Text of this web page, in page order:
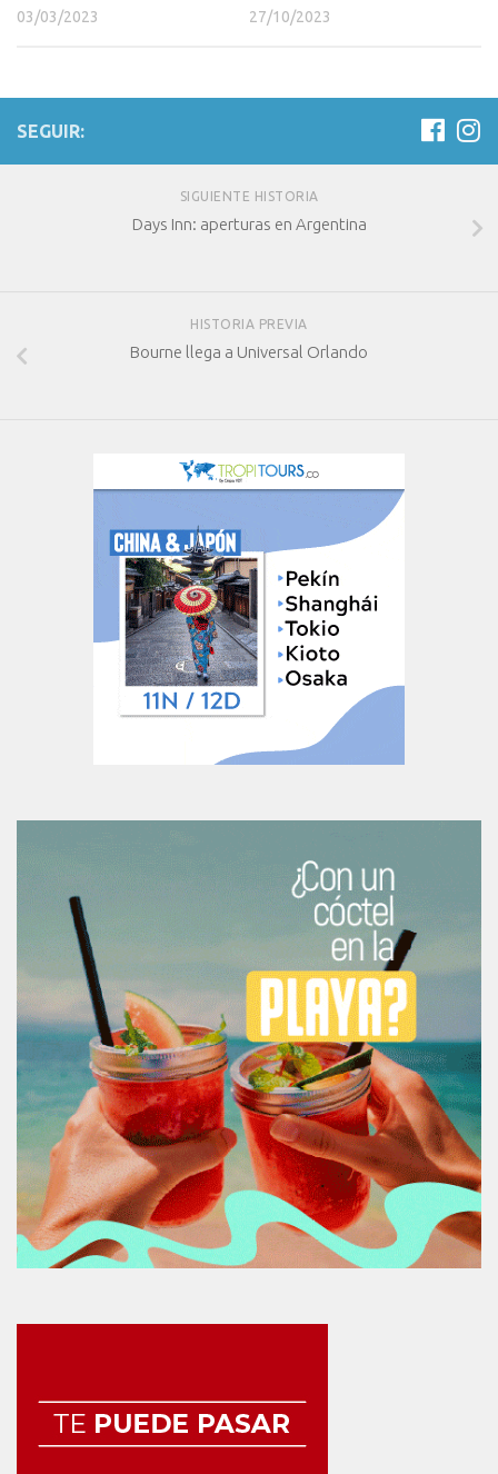
03/03/2023 27/10/2023
SEGUIR:
SIGUIENTE HISTORIA
Days Inn: aperturas en Argentina
HISTORIA PREVIA
Bourne llega a Universal Orlando